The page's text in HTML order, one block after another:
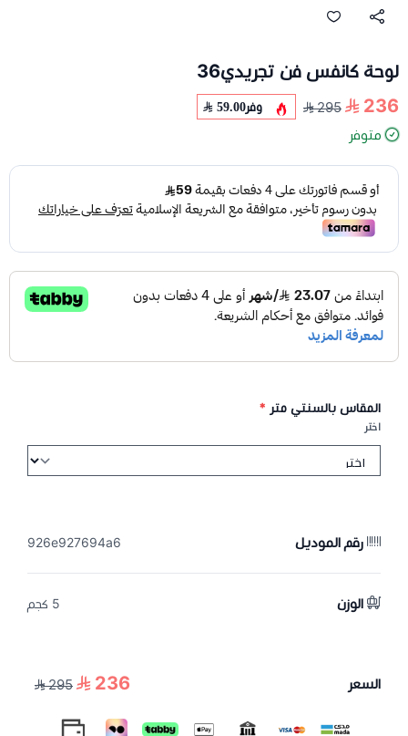
لوحة كانفس فن تجريدي36
236
295 وفر59.00
متوفر
المقاس بالسنتي متر *
اختر
رقم الموديل 926e927694a6
الوزن 5 كجم
السعر 236
295